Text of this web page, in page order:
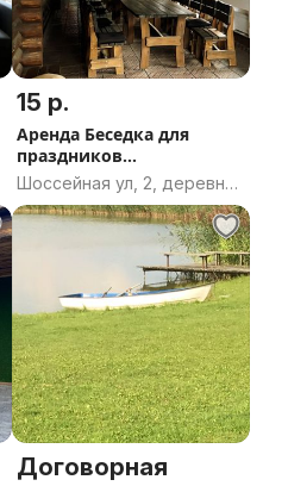
15 р.
Аренда Беседка для
праздников
(отапливаемая)
Шоссейная ул, 2, деревня
Павловка, Мостокский
сельсовет, Могилёвский
район, Могилёвская
Договорная